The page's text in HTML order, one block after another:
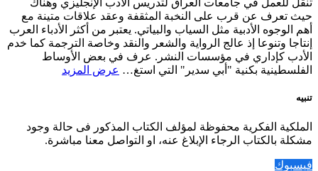
تنقل للعمل في جامعات العراق لتدريس الأدب الإنجليزي وهناك
حيث تعرف عن قرب على النخبة المثقفة وعقد علاقات متينة مع
أهم الوجوه الأدبية مثل السياب والبياتي. يعتبر من أكثر الأدباء العرب
إنتاجا وتنوعا إذ عالج الرواية والشعر والنقد وخاصة الترجمة كما خدم
الأدب كإداري في مؤسسات النشر. عرف في بعض الأوساط
الفلسطينية بكنية "أبي سدير" التي استغ… عرض المزيد
تنبيه
الملكية الفكرية محفوظة لمؤلف الكتاب المذكور فى حالة وجود
مشكلة بالكتاب الرجاء الإبلاغ عنه، او التواصل معنا مباشرة.
فيسبوك